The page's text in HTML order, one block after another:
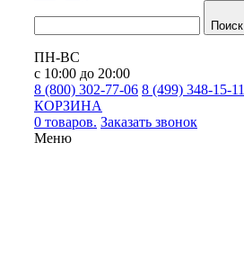
Поиск
ПН-ВС
с 10:00 до 20:00
8 (800) 302-77-06 8 (499) 348-15-11
КОРЗИНА
0 товаров. Заказать звонок
Меню